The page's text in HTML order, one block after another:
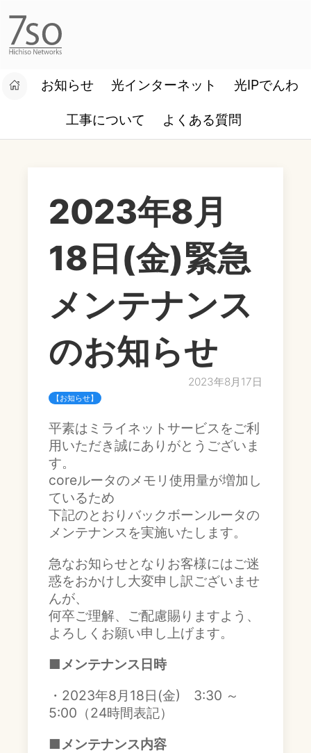
設定マニュアル お客様ログイン
お知らせ 光インターネット 光IPでんわ
工事について よくある質問
2023年8月
18日(金)緊急
メンテナンス
のお知らせ
2023年8月17日
【お知らせ】
平素はミライネットサービスをご利
用いただき誠にありがとうございま
す。
coreルータのメモリ使用量が増加し
ているため
下記のとおりバックボーンルータの
メンテナンスを実施いたします。
急なお知らせとなりお客様にはご迷
惑をおかけし大変申し訳ございませ
んが、
何卒ご理解、ご配慮賜りますよう、
よろしくお願い申し上げます。
■メンテナンス日時
・2023年8月18日(金) 3:30 ～
5:00（24時間表記）
■メンテナンス内容